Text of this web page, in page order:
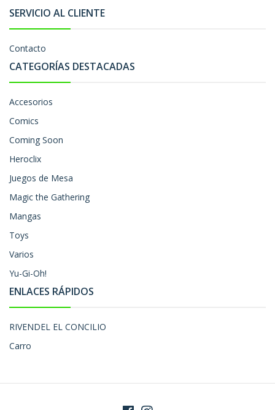
SERVICIO AL CLIENTE
Contacto
CATEGORÍAS DESTACADAS
Accesorios
Comics
Coming Soon
Heroclix
Juegos de Mesa
Magic the Gathering
Mangas
Toys
Varios
Yu-Gi-Oh!
ENLACES RÁPIDOS
RIVENDEL EL CONCILIO
Carro